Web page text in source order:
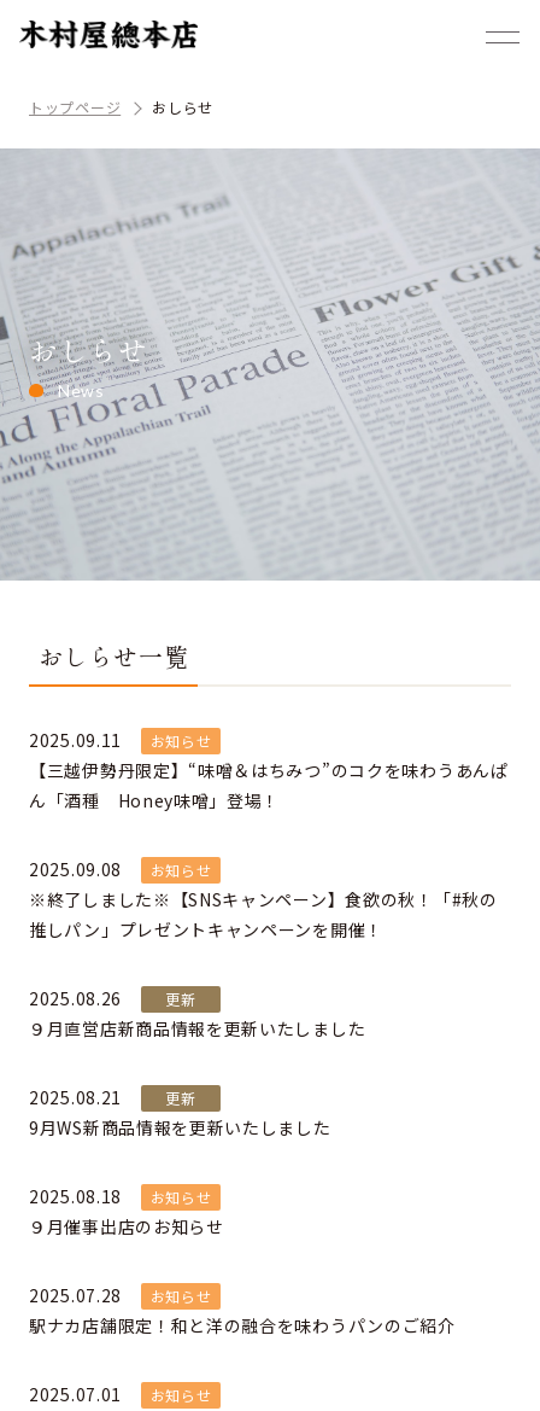
トップページ おしらせ
おしらせ
News
おしらせ一覧
2025.09.11 お知らせ
【三越伊勢丹限定】“味噌＆はちみつ”のコクを味わうあんぱ
ん「酒種 Honey味噌」登場！
2025.09.08 お知らせ
※終了しました※【SNSキャンペーン】食欲の秋！「#秋の
推しパン」プレゼントキャンペーンを開催！
2025.08.26 更新
９月直営店新商品情報を更新いたしました
2025.08.21 更新
9月WS新商品情報を更新いたしました
2025.08.18 お知らせ
９月催事出店のお知らせ
2025.07.28 お知らせ
駅ナカ店舗限定！和と洋の融合を味わうパンのご紹介
2025.07.01 お知らせ